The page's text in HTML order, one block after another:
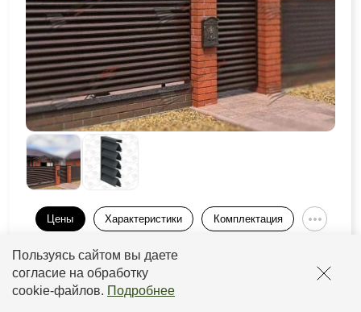
Пользуясь сайтом вы даете
согласие на обработку
cookie-файлов. Подробнее
Цены Характеристики Комплектация
Слой
Толщина
рамы